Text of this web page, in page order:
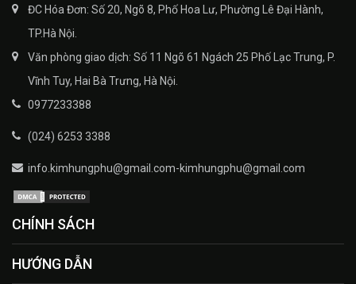
ĐC Hóa Đơn: Số 20, Ngõ 8, Phố Hoa Lư, Phường Lê Đại Hành,
TP.Hà Nội.
Văn phòng giao dịch: Số 11 Ngõ 61 Ngách 25 Phố Lạc Trung, P.
Vĩnh Tuy, Hai Bà Trưng, Hà Nội.
0977233388
(024) 6253 3388
info.kimhungphu@gmail.com-kimhungphu@gmail.com
CHÍNH SÁCH
HƯỚNG DẪN